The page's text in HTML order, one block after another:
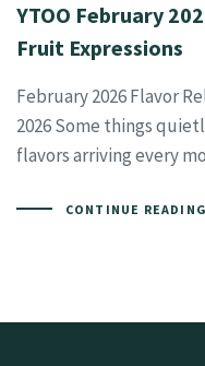
YTOO February
Fruit Expressions
February 2026 Flavor
2026 Some things
flavors arriving every
CONTINUE READING